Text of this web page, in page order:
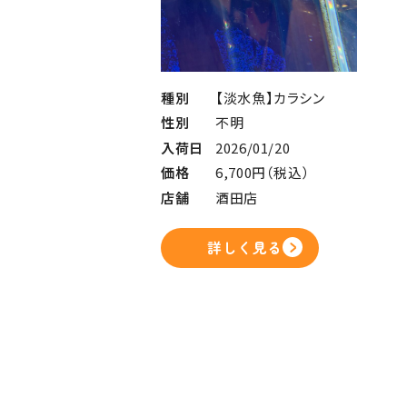
種別
【淡水魚】カラシン
性別
不明
入荷日
2026/01/20
価格
6,700円（税込）
店舗
酒田店
詳しく見る